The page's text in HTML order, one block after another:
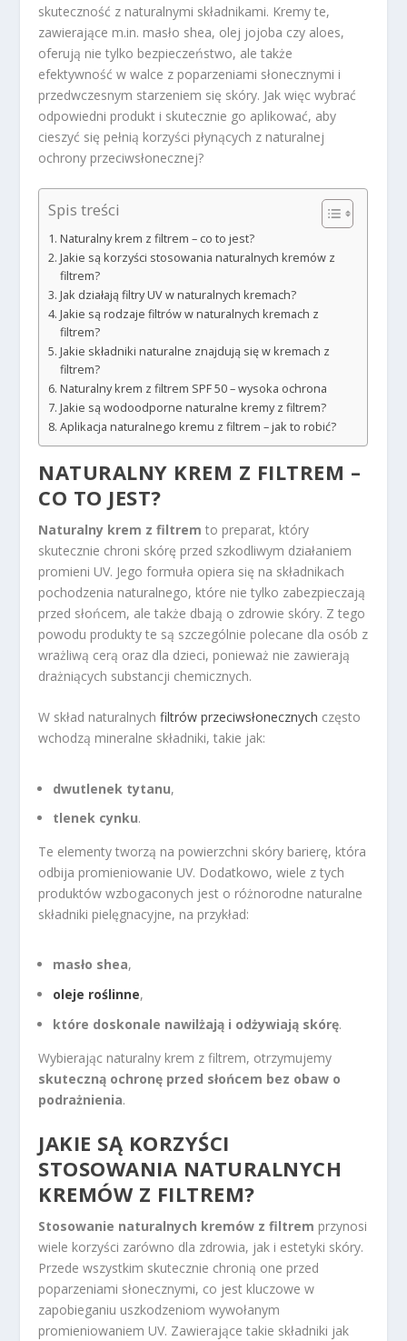
skuteczność z naturalnymi składnikami. Kremy te,
zawierające m.in. masło shea, olej jojoba czy aloes,
oferują nie tylko bezpieczeństwo, ale także
efektywność w walce z poparzeniami słonecznymi i
przedwczesnym starzeniem się skóry. Jak więc wybrać
odpowiedni produkt i skutecznie go aplikować, aby
cieszyć się pełnią korzyści płynących z naturalnej
ochrony przeciwsłonecznej?
Spis treści
Naturalny krem z filtrem – co to jest?
Jakie są korzyści stosowania naturalnych kremów z
filtrem?
Jak działają filtry UV w naturalnych kremach?
Jakie są rodzaje filtrów w naturalnych kremach z
filtrem?
Jakie składniki naturalne znajdują się w kremach z
filtrem?
Naturalny krem z filtrem SPF 50 – wysoka ochrona
Jakie są wodoodporne naturalne kremy z filtrem?
Aplikacja naturalnego kremu z filtrem – jak to robić?
NATURALNY KREM Z FILTREM –
CO TO JEST?
Naturalny krem z filtrem to preparat, który
skutecznie chroni skórę przed szkodliwym działaniem
promieni UV. Jego formuła opiera się na składnikach
pochodzenia naturalnego, które nie tylko zabezpieczają
przed słońcem, ale także dbają o zdrowie skóry. Z tego
powodu produkty te są szczególnie polecane dla osób z
wrażliwą cerą oraz dla dzieci, ponieważ nie zawierają
drażniących substancji chemicznych.
W skład naturalnychfiltrów przeciwsłonecznych często
wchodzą mineralne składniki, takie jak:
dwutlenek tytanu,
tlenek cynku.
Te elementy tworzą na powierzchni skóry barierę, która
odbija promieniowanie UV. Dodatkowo, wiele z tych
produktów wzbogaconych jest o różnorodne naturalne
składniki pielęgnacyjne, na przykład:
masło shea,
oleje roślinne,
które doskonale nawilżają i odżywiają skórę.
Wybierając naturalny krem z filtrem, otrzymujemy
skuteczną ochronę przed słońcem bez obaw o
podrażnienia.
JAKIE SĄ KORZYŚCI
STOSOWANIA NATURALNYCH
KREMÓW Z FILTREM?
Stosowanie naturalnych kremów z filtrem przynosi
wiele korzyści zarówno dla zdrowia, jak i estetyki skóry.
Przede wszystkim skutecznie chronią one przed
poparzeniami słonecznymi, co jest kluczowe w
zapobieganiu uszkodzeniom wywołanym
promieniowaniem UV. Zawierające takie składniki jak